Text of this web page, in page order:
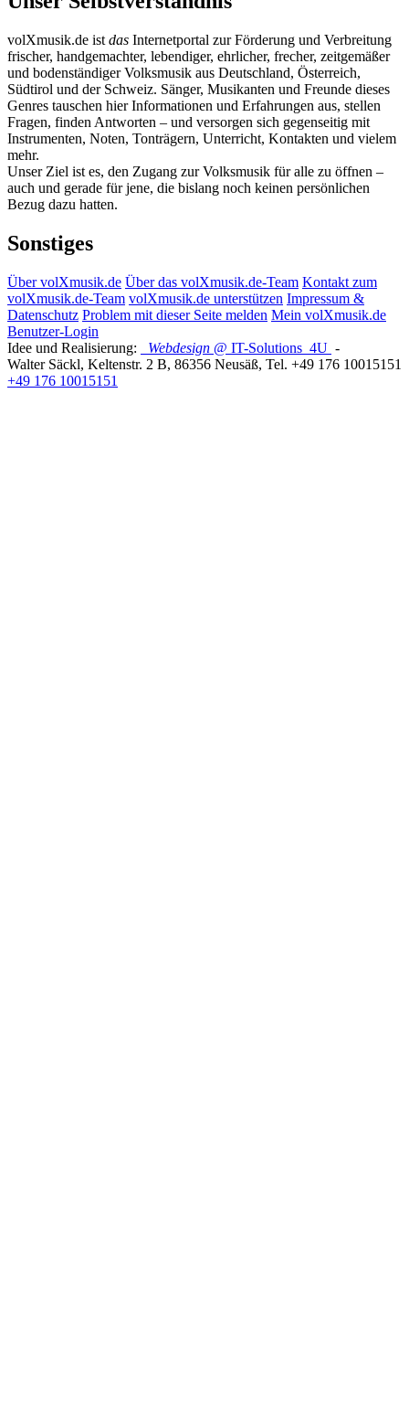
volXmusik.de ist das Internetportal zur Förderung und Verbreitung
frischer, handgemachter, lebendiger, ehrlicher, frecher, zeitgemäßer
und bodenständiger Volksmusik aus Deutschland, Österreich,
Südtirol und der Schweiz. Sänger, Musikanten und Freunde dieses
Genres tauschen hier Informationen und Erfahrungen aus, stellen
Fragen, finden Antworten – und versorgen sich gegenseitig mit
Instrumenten, Noten, Tonträgern, Unterricht, Kontakten und vielem
mehr.
Unser Ziel ist es, den Zugang zur Volksmusik für alle zu öffnen –
auch und gerade für jene, die bislang noch keinen persönlichen
Bezug dazu hatten.
Sonstiges
Über volXmusik.de Über das volXmusik.de-Team Kontakt zum
volXmusik.de-Team volXmusik.de unterstützen Impressum &
Datenschutz Problem mit dieser Seite melden Mein volXmusik.de
Benutzer-Login
Idee und Realisierung:
Webdesign @ IT-Solutions 4U -
Walter Säckl, Keltenstr. 2 B, 86356 Neusäß, Tel. +49 176 10015151
+49 176 10015151